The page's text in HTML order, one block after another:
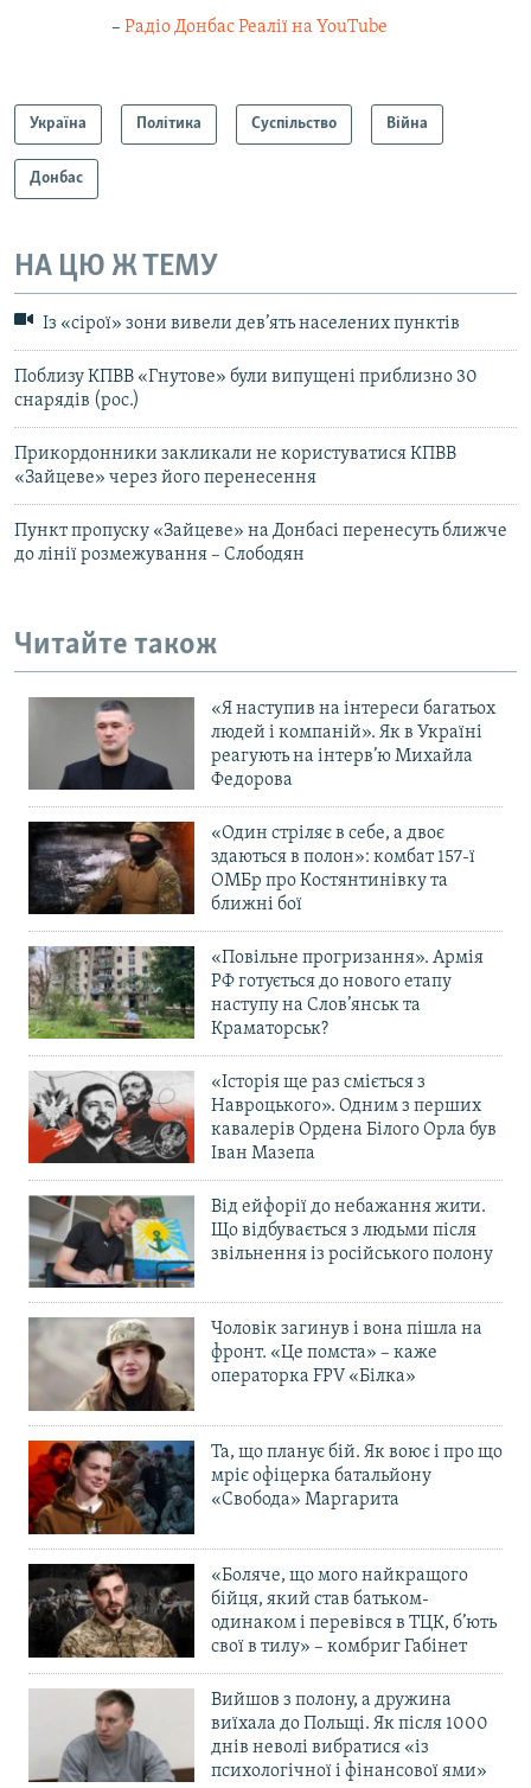
– Радіо Донбас Реалії на YouTube
Україна Політика Суспільство Війна
Донбас
НА ЦЮ Ж ТЕМУ
Із «cірої» зони вивели дев’ять населених пунктів
Поблизу КПВВ «Гнутове» були випущені приблизно 30
снарядів (рос.)
Прикордонники закликали не користуватися КПВВ
«Зайцеве» через його перенесення
Пункт пропуску «Зайцеве» на Донбасі перенесуть ближче
до лінії розмежування – Слободян
Читайте також
«Я наступив на інтереси багатьох
людей і компаній». Як в Україні
реагують на інтерв’ю Михайла
Федорова
«Один стріляє в себе, а двоє
здаються в полон»: комбат 157-ї
ОМБр про Костянтинівку та
ближні бої
«Повільне прогризання». Армія
РФ готується до нового етапу
наступу на Слов’янськ та
Краматорськ?
«Історія ще раз сміється з
Навроцького». Одним з перших
кавалерів Ордена Білого Орла був
Іван Мазепа
Від ейфорії до небажання жити.
Що відбувається з людьми після
звільнення із російського полону
Чоловік загинув і вона пішла на
фронт. «Це помста» – каже
операторка FPV «Білка»
Та, що планує бій. Як воює і про що
мріє офіцерка батальйону
«Свобода» Маргарита
«Боляче, що мого найкращого
бійця, який став батьком-
одинаком і перевівся в ТЦК, б’ють
свої в тилу» – комбриг Габінет
Вийшов з полону, а дружина
виїхала до Польщі. Як після 1000
днів неволі вибратися «із
психологічної і фінансової ями»